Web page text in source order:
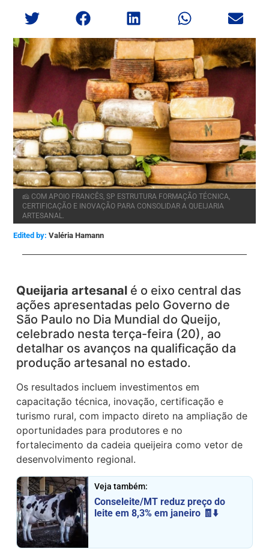
🧀 COM APOIO FRANCÊS, SP ESTRUTURA FORMAÇÃO TÉCNICA,
CERTIFICAÇÃO E INOVAÇÃO PARA CONSOLIDAR A QUEIJARIA
ARTESANAL.
Edited by: Valéria Hamann
Queijaria artesanal é o eixo central das
ações apresentadas pelo Governo de
São Paulo no Dia Mundial do Queijo,
celebrado nesta terça-feira (20), ao
detalhar os avanços na qualificação da
produção artesanal no estado.
Os resultados incluem investimentos em
capacitação técnica, inovação, certificação e
turismo rural, com impacto direto na ampliação de
oportunidades para produtores e no
fortalecimento da cadeia queijeira como vetor de
desenvolvimento regional.
Veja também:
Conseleite/MT reduz preço do
leite em 8,3% em janeiro 🧾⬇️